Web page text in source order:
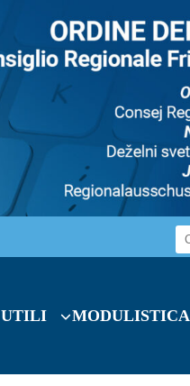
MODULISTICA